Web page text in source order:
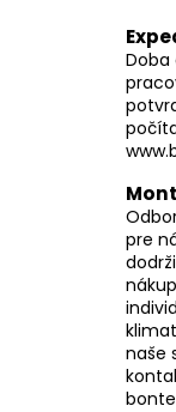
pre
naše